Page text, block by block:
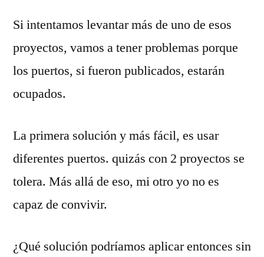
Si intentamos levantar más de uno de esos
proyectos, vamos a tener problemas porque
los puertos, si fueron publicados, estarán
ocupados.
La primera solución y más fácil, es usar
diferentes puertos. quizás con 2 proyectos se
tolera. Más allá de eso, mi otro yo no es
capaz de convivir.
¿Qué solución podríamos aplicar entonces sin